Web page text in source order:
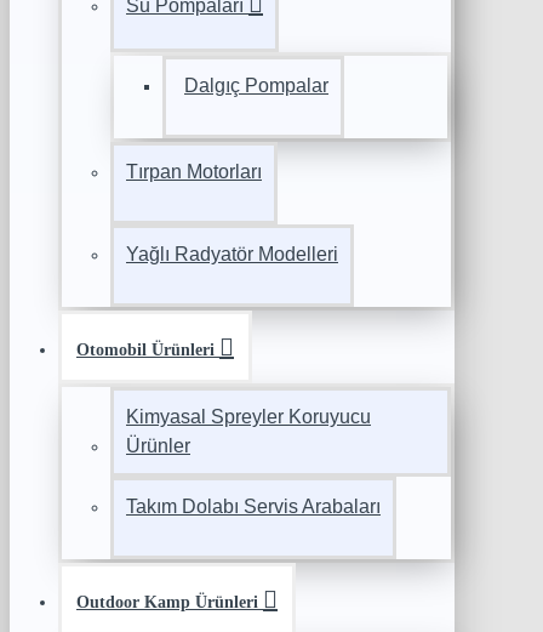
Su Pompaları
Dalgıç Pompalar
Tırpan Motorları
Yağlı Radyatör Modelleri
Otomobil Ürünleri
Kimyasal Spreyler Koruyucu
Ürünler
Takım Dolabı Servis Arabaları
Outdoor Kamp Ürünleri